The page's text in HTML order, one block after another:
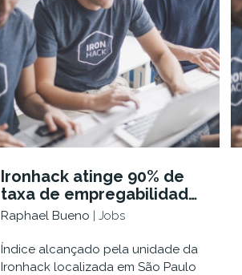
Ironhack atinge 90% de
taxa de empregabilidade
entre alunos em 1 ano de
Raphael Bueno | Jobs
Índice alcançado pela unidade da
Ironhack localizada em São Paulo